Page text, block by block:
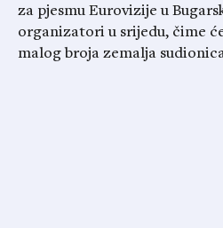
za pjesmu Eurovizije u
organizatori u srijedu, čime
malog broja zemalja